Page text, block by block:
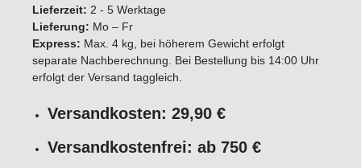
Lieferzeit: 2 - 5 Werktage
Lieferung: Mo – Fr
Express: Max. 4 kg, bei höherem Gewicht erfolgt
separate Nachberechnung. Bei Bestellung bis 14:00 Uhr
erfolgt der Versand taggleich.
Versandkosten: 29,90 €
Versandkostenfrei: ab 750 €